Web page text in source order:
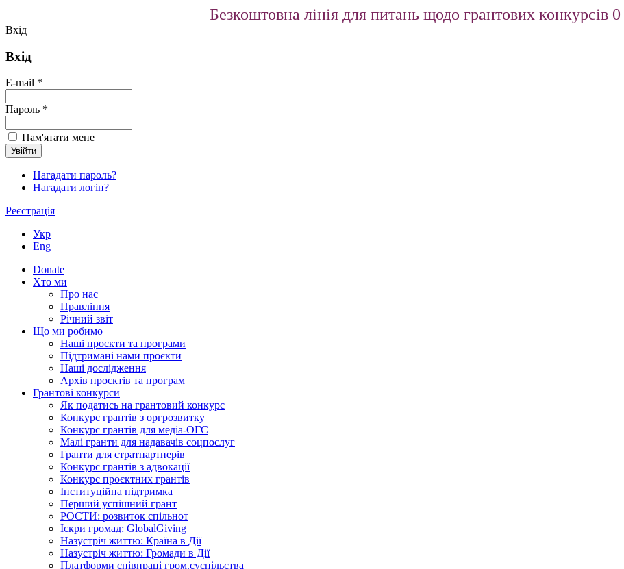
Безкоштовна лінія для питань щодо грантових конкурсів
Вхід
Вхід
E-mail *
Пароль *
Пам'ятати мене
Нагадати пароль?
Нагадати логін?
Реєстрація
Укр
Eng
Donate
Хто ми
Про нас
Правління
Річний звіт
Що ми робимо
Наші проєкти та програми
Підтримані нами проєкти
Наші дослідження
Архів проєктів та програм
Грантові конкурси
Як податись на грантовий конкурс
Конкурс грантів з оргрозвитку
Конкурс грантів для медіа-ОГС
Малі гранти для надавачів соцпослуг
Гранти для стратпартнерів
Конкурс грантів з адвокації
Конкурс проєктних грантів
Інституційна підтримка
Перший успішний грант
РОСТИ: розвиток спільнот
Іскри громад: GlobalGiving
Назустріч життю: Країна в Дії
Назустріч життю: Громади в Дії
Платформи співпраці гром.суспільства